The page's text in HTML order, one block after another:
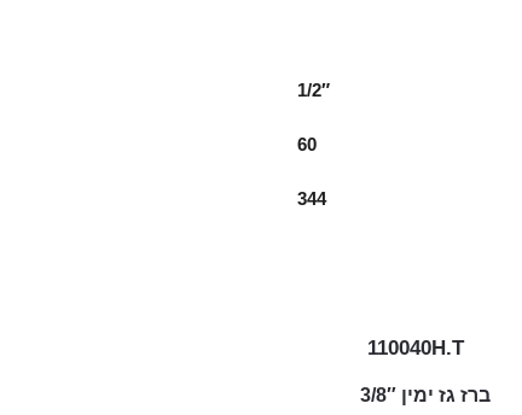
1/2″
60
344
ברז גז ימין 3/8″